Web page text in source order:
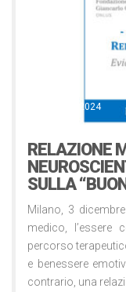
3 Dicembre 2024
RELAZIONE
SULLA
Milano, 3
medico,
percorso
e benessere
contrario, una